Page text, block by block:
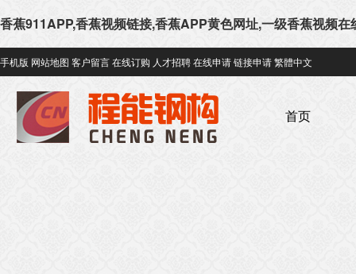
香蕉911APP,香蕉视频链接,香蕉APP黄色网址,一级香蕉视频在
手机版 网站地图 客户留言在线订购 人才招聘在线申请链接申请繁體中文
首页